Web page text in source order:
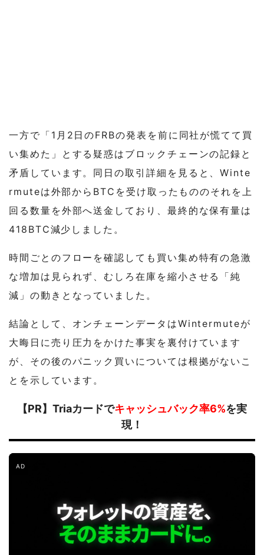
一方で「1月2日のFRBの発表を前に同社が慌てて買
い集めた」とする疑惑はブロックチェーンの記録と
矛盾しています。同日の取引詳細を見ると、Winte
rmuteは外部からBTCを受け取ったもののそれを上
回る数量を外部へ送金しており、最終的な保有量は
418BTC減少しました。
時間ごとのフローを確認しても買い集め特有の急激
な増加は見られず、むしろ在庫を縮小させる「純
減」の動きとなっていました。
結論として、オンチェーンデータはWintermuteが
大晦日に売り圧力をかけた事実を裏付けています
が、その後のパニック買いについては根拠がないこ
とを示しています。
【PR】Triaカードでキャッシュバック率6%を実
現！
AD